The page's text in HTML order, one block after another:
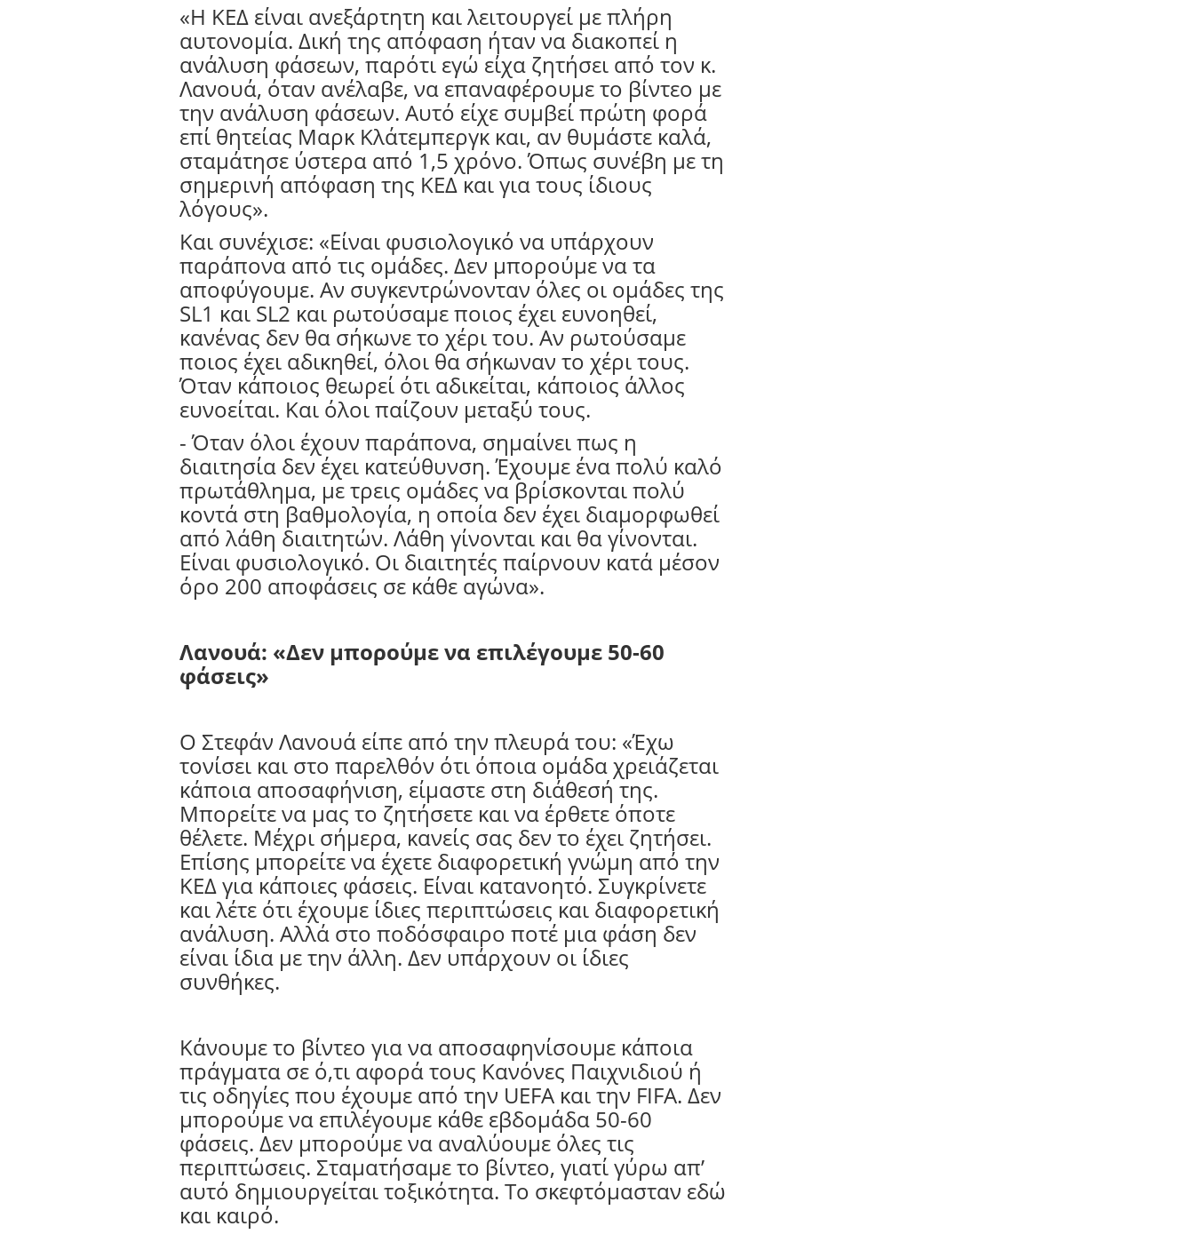
«Η ΚΕΔ είναι ανεξάρτητη και λειτουργεί με πλήρη
αυτονομία. Δική της απόφαση ήταν να διακοπεί η
ανάλυση φάσεων, παρότι εγώ είχα ζητήσει από τον κ.
Λανουά, όταν ανέλαβε, να επαναφέρουμε το βίντεο με
την ανάλυση φάσεων. Αυτό είχε συμβεί πρώτη φορά
επί θητείας Μαρκ Κλάτεμπεργκ και, αν θυμάστε καλά,
σταμάτησε ύστερα από 1,5 χρόνο. Όπως συνέβη με τη
σημερινή απόφαση της ΚΕΔ και για τους ίδιους
λόγους».
Και συνέχισε: «Είναι φυσιολογικό να υπάρχουν
παράπονα από τις ομάδες. Δεν μπορούμε να τα
αποφύγουμε. Αν συγκεντρώνονταν όλες οι ομάδες της
SL1 και SL2 και ρωτούσαμε ποιος έχει ευνοηθεί,
κανένας δεν θα σήκωνε το χέρι του. Αν ρωτούσαμε
ποιος έχει αδικηθεί, όλοι θα σήκωναν το χέρι τους.
Όταν κάποιος θεωρεί ότι αδικείται, κάποιος άλλος
ευνοείται. Και όλοι παίζουν μεταξύ τους.
- Όταν όλοι έχουν παράπονα, σημαίνει πως η
διαιτησία δεν έχει κατεύθυνση. Έχουμε ένα πολύ καλό
πρωτάθλημα, με τρεις ομάδες να βρίσκονται πολύ
κοντά στη βαθμολογία, η οποία δεν έχει διαμορφωθεί
από λάθη διαιτητών. Λάθη γίνονται και θα γίνονται.
Είναι φυσιολογικό. Οι διαιτητές παίρνουν κατά μέσον
όρο 200 αποφάσεις σε κάθε αγώνα».
Λανουά: «Δεν μπορούμε να επιλέγουμε 50-60
φάσεις»
Ο Στεφάν Λανουά είπε από την πλευρά του: «Έχω
τονίσει και στο παρελθόν ότι όποια ομάδα χρειάζεται
κάποια αποσαφήνιση, είμαστε στη διάθεσή της.
Μπορείτε να μας το ζητήσετε και να έρθετε όποτε
θέλετε. Μέχρι σήμερα, κανείς σας δεν το έχει ζητήσει.
Επίσης μπορείτε να έχετε διαφορετική γνώμη από την
ΚΕΔ για κάποιες φάσεις. Είναι κατανοητό. Συγκρίνετε
και λέτε ότι έχουμε ίδιες περιπτώσεις και διαφορετική
ανάλυση. Αλλά στο ποδόσφαιρο ποτέ μια φάση δεν
είναι ίδια με την άλλη. Δεν υπάρχουν οι ίδιες
συνθήκες.
Κάνουμε το βίντεο για να αποσαφηνίσουμε κάποια
πράγματα σε ό,τι αφορά τους Κανόνες Παιχνιδιού ή
τις οδηγίες που έχουμε από την UEFA και την FIFA. Δεν
μπορούμε να επιλέγουμε κάθε εβδομάδα 50-60
φάσεις. Δεν μπορούμε να αναλύουμε όλες τις
περιπτώσεις. Σταματήσαμε το βίντεο, γιατί γύρω απ’
αυτό δημιουργείται τοξικότητα. Το σκεφτόμασταν εδώ
και καιρό.